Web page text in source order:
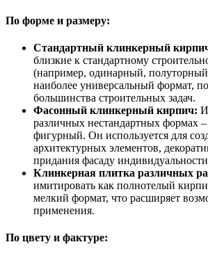
По форме и размеру:
Стандартный клинкерный
близкие к стандартному
(например, одинарный,
наиболее универсальный формат,
большинства строительных задач.
Фасонный клинкерный кирпич:
различных нестандартных формах
фигурный. Он используется для
архитектурных элементов,
придания фасаду
Клинкерная плитка различных
имитировать как полнотелый
мелкий формат, что расширяет
применения.
По цвету и фактуре: